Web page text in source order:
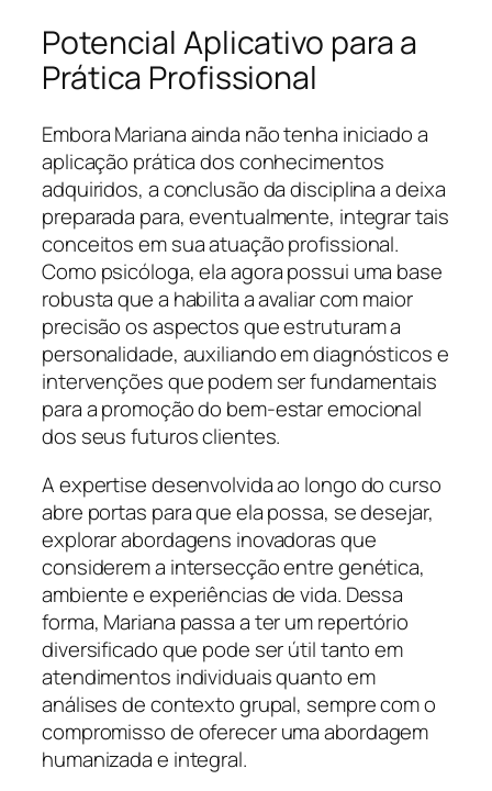
Potencial Aplicativo para a
Prática Profissional
Embora Mariana ainda não tenha iniciado a
aplicação prática dos conhecimentos
adquiridos, a conclusão da disciplina a deixa
preparada para, eventualmente, integrar tais
conceitos em sua atuação profissional.
Como psicóloga, ela agora possui uma base
robusta que a habilita a avaliar com maior
precisão os aspectos que estruturam a
personalidade, auxiliando em diagnósticos e
intervenções que podem ser fundamentais
para a promoção do bem-estar emocional
dos seus futuros clientes.
A expertise desenvolvida ao longo do curso
abre portas para que ela possa, se desejar,
explorar abordagens inovadoras que
considerem a intersecção entre genética,
ambiente e experiências de vida. Dessa
forma, Mariana passa a ter um repertório
diversificado que pode ser útil tanto em
atendimentos individuais quanto em
análises de contexto grupal, sempre com o
compromisso de oferecer uma abordagem
humanizada e integral.